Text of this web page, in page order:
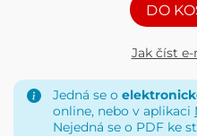
DO
Jak číst
Jedná se o
online, nebo v aplikaci
Nejedná se o PDF ke